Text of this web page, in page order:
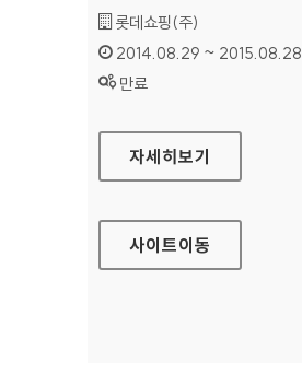
기관명 :
롯데쇼핑(주)
인증기간 :
2014.08.29 ~ 2015.08.28
상태 :
만료
롯데그룹 국문 홈페이지
자세히보기
사이트이동